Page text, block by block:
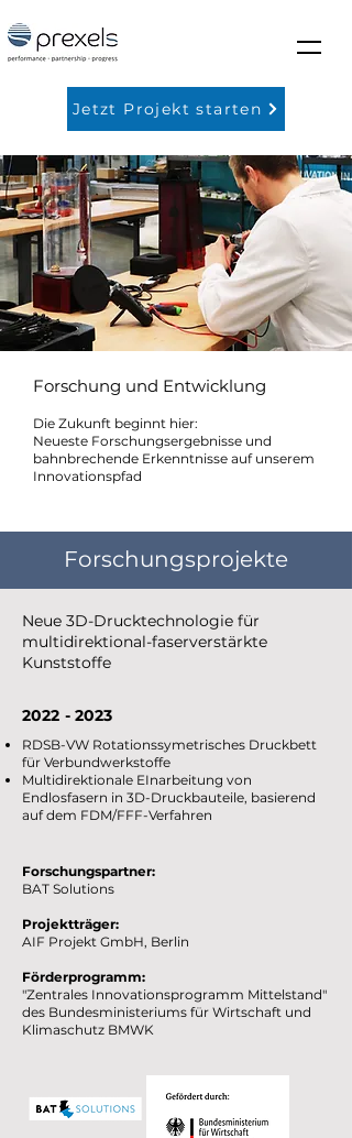
Jetzt Projekt starten
Forschung und Entwicklung
Die Zukunft beginnt hier:
Neueste Forschungsergebnisse und
bahnbrechende Erkenntnisse auf unserem
Innovationspfad
Forschungsprojekte
Neue 3D-Drucktechnologie für
multidirektional-faserverstärkte
Kunststoffe
2022 - 2023
RDSB-VW Rotationssymetrisches Druckbett
für Verbundwerkstoffe
Multidirektionale EInarbeitung von
Endlosfasern in 3D-Druckbauteile, basierend
auf dem FDM/FFF-Verfahren
Forschungspartner:
BAT Solutions
Projektträger:
AIF Projekt GmbH, Berlin
Förderprogramm:
"Zentrales Innovationsprogramm Mittelstand"
des Bundesministeriums für Wirtschaft und
Klimaschutz BMWK